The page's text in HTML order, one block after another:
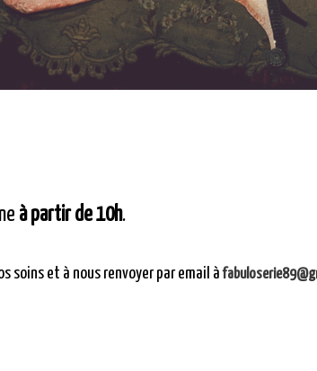
à partir de 10h.
soins et à nous renvoyer par email à